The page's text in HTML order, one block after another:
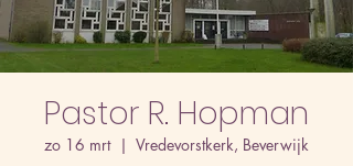
Pastor R. Hopman
zo 16 mrt
  |
Vredevorstkerk, Beverwijk